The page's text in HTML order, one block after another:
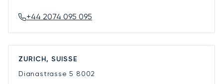
+44 2074 095 095
ZURICH, SUISSE
Dianastrasse 5 8002